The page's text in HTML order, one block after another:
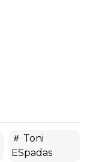
Toni
ESpadas